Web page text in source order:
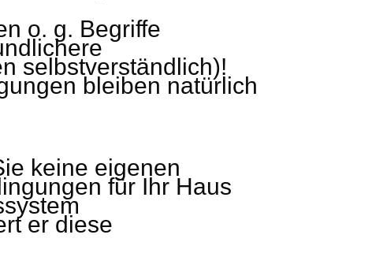
o. g. Begriffe
selbstverständlich)!
bleiben natürlich
keine eigenen
für Ihr Haus
er diese